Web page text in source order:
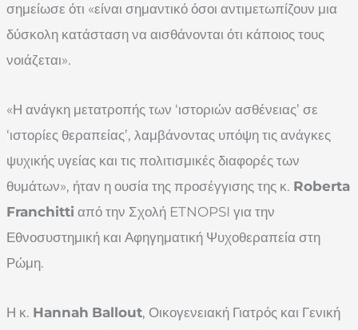
σημείωσε ότι «είναι σημαντικό όσοι αντιμετωπίζουν μια
δύσκολη κατάσταση να αισθάνονται ότι κάποιος τους
νοιάζεται».
«Η ανάγκη μετατροπής των ‘ιστοριών ασθένειας’ σε
‘ιστορίες θεραπείας’, λαμβάνοντας υπόψη τις ανάγκες
ψυχικής υγείας και τις πολιτισμικές διαφορές των
θυμάτων», ήταν η ουσία της προσέγγισης της κ. Roberta
Franchitti από την Σχολή ETNOPSI για την
Εθνοσυστημική και Αφηγηματική Ψυχοθεραπεία στη
Ρώμη.
Η κ. Hannah Ballout, Οικογενειακή Γιατρός και Γενική